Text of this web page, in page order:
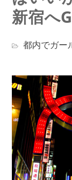
新宿へ
都内でガー